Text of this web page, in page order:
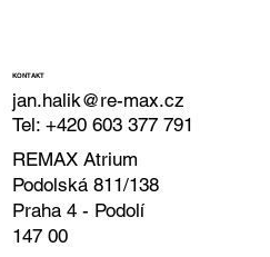
KONTAKT
jan.halik@re-max.cz
Tel: +420 603 377 791
REMAX Atrium
Podolská 811/138
Praha 4 - Podolí
147 00